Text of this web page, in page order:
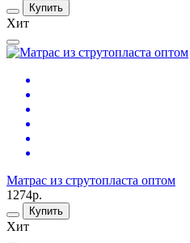
Купить
Хит
Матрас из струтопласта оптом
1274р.
Купить
Хит